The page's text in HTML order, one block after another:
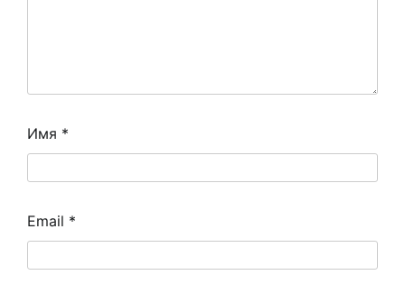
Имя *
Email *